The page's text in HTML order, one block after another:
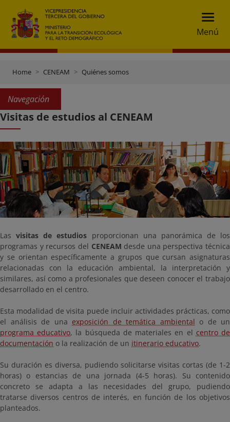
Menú
Home CENEAM Quiénes somos
Navegación
Visitas de estudios al CENEAM
Lasvisitas de estudios proporcionan una panorámica de los
programas y recursos del CENEAM desde una perspectiva técnica
y se orientan específicamente a grupos que cursan asignaturas
relacionadas con la educación ambiental, la interpretación y
similares, así como a profesionales que deseen conocer el trabajo
desarrollado en el centro.
Esta modalidad de visita puede incluir actividades prácticas, como
el análisis de una exposición de temática ambiental o de un
programa educativo, la búsqueda de materiales en el centro de
documentación o la realización de un itinerario educativo.
Su duración es diversa, pudiendo solicitarse visitas cortas (de 1-2
horas) o estancias de una jornada (4-5 horas). Su contenido
concreto se adapta a las necesidades del grupo, pudiendo
tratarse diversos centros de interés, en función de los objetivos
planteados.